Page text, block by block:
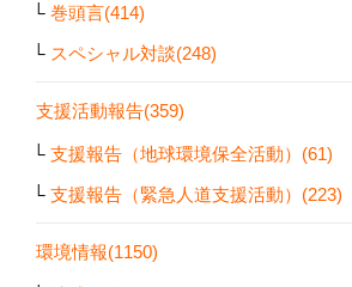
巻頭言(414)
スペシャル対談(248)
支援活動報告(359)
支援報告（地球環境保全活動）(61)
支援報告（緊急人道支援活動）(223)
環境情報(1150)